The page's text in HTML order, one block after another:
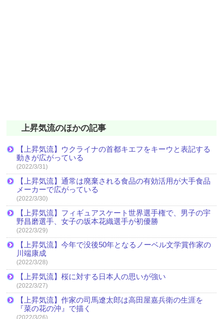
上昇気流のほかの記事
【上昇気流】ウクライナの首都キエフをキーウと表記する
動きが広がっている
(2022/3/31)
【上昇気流】通常は廃棄される食品の有効活用が大手食品
メーカーで広がっている
(2022/3/30)
【上昇気流】フィギュアスケート世界選手権で、男子の宇
野昌磨選手、女子の坂本花織選手が初優勝
(2022/3/29)
【上昇気流】今年で没後50年となるノーベル文学賞作家の
川端康成
(2022/3/28)
【上昇気流】桜に対する日本人の思いが強い
(2022/3/27)
【上昇気流】作家の司馬遼太郎は高田屋嘉兵衛の生涯を
『菜の花の沖』で描く
(2022/3/26)